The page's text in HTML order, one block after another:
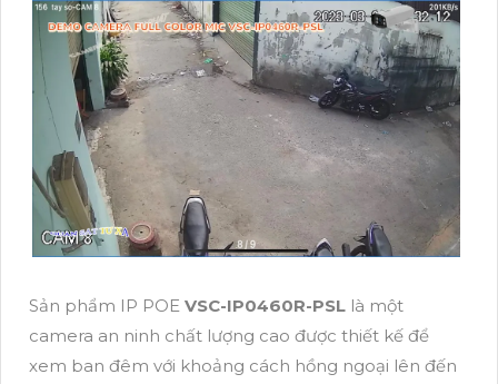
Sản phẩm IP POE VSC-IP0460R-PSL là một
camera an ninh chất lượng cao được thiết kế để
xem ban đêm với khoảng cách hồng ngoại lên đến